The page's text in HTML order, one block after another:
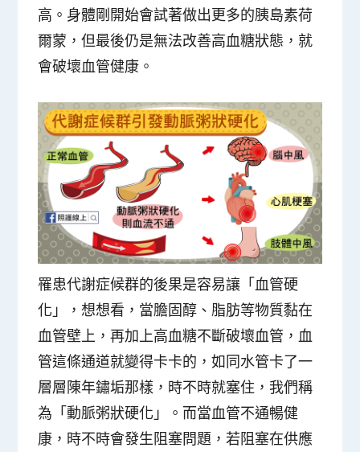
高。身體剛開始會試著做出更多的胰島素荷
爾蒙，但最後仍是無法改善高血糖狀態，就
會破壞血管健康。
罹患代謝症候群的後果是容易讓「血管硬
化」，想想看，當膽固醇、脂肪等物質黏在
血管壁上，再加上高血糖不斷破壞血管，血
管這條通道就變得卡卡的，如同水管卡了一
層層陳年鏽垢那樣，時不時就塞住，我們稱
為「動脈粥狀硬化」。而當血管不通暢健
康，時不時會發生阻塞問題，若阻塞在供應